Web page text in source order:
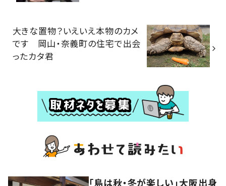
大きな置物？いえいえ本物のカメ
です 岡山・奈義町の住宅で出会
ったカタ君
「島は秋・冬が楽しい」大阪出身